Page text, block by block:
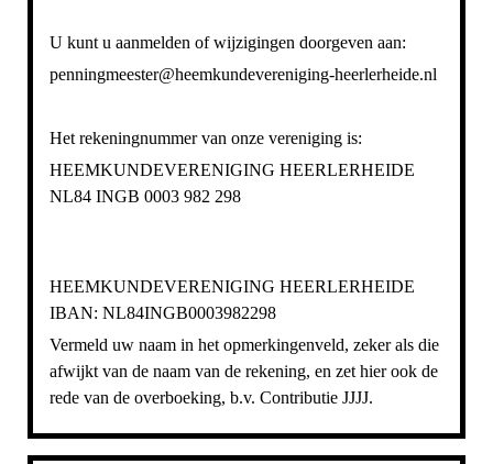
U kunt u aanmelden of wijzigingen doorgeven aan:
penningmeester@heemkundevereniging-heerlerheide.nl
Het rekeningnummer van onze vereniging is:
HEEMKUNDEVERENIGING HEERLERHEIDE
NL84 INGB 0003 982 298
HEEMKUNDEVERENIGING HEERLERHEIDE
IBAN: NL84INGB0003982298
Vermeld uw naam in het opmerkingenveld, zeker als die
afwijkt van de naam van de rekening, en zet hier ook de
rede van de overboeking, b.v. Contributie JJJJ.